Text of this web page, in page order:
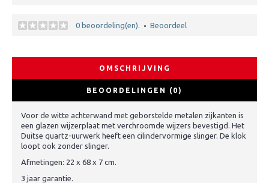
0 beoordeling(en). • Beoordeel
OMSCHRIJVING
BEOORDELINGEN (0)
Voor de witte achterwand met geborstelde metalen zijkanten is
een glazen wijzerplaat met verchroomde wijzers bevestigd. Het
Duitse quartz-uurwerk heeft een cilindervormige slinger. De klok
loopt ook zonder slinger.
Afmetingen: 22 x 68 x 7 cm.
3 jaar garantie.